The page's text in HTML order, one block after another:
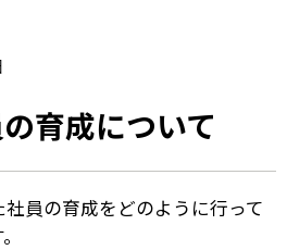
育成について
員の育成をどのように行って